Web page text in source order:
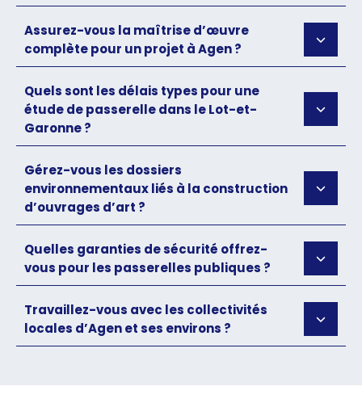
Assurez-vous la maîtrise d’œuvre
complète pour un projet à Agen ?
Quels sont les délais types pour une
étude de passerelle dans le Lot-et-
Garonne ?
Gérez-vous les dossiers
environnementaux liés à la construction
d’ouvrages d’art ?
Quelles garanties de sécurité offrez-
vous pour les passerelles publiques ?
Travaillez-vous avec les collectivités
locales d’Agen et ses environs ?